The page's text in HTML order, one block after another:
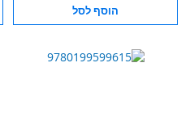
הוסף לסל